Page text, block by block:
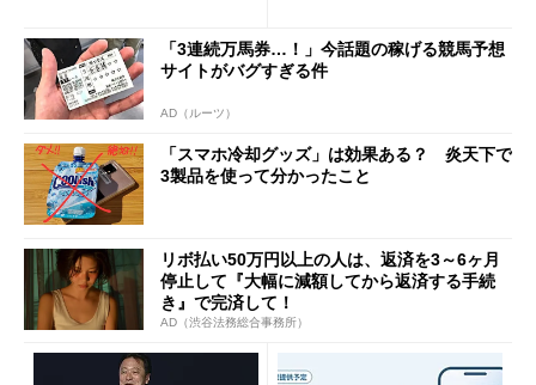
「3連続万馬券…！」今話題の稼げる競馬予想
サイトがバグすぎる件
AD（ルーツ）
「スマホ冷却グッズ」は効果ある？ 炎天下で
3製品を使って分かったこと
リボ払い50万円以上の人は、返済を3～6ヶ月
停止して『大幅に減額してから返済する手続
き』で完済して！
AD（渋谷法務総合事務所）